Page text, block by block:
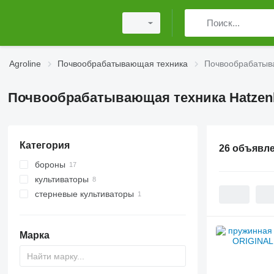
Agroline Почвообрабатывающая техника
Почвообрабатывающая техника
Категория
бороны
пружинные бороны
ротационные бороны
культиваторы
стерневые культиваторы
Марка
26